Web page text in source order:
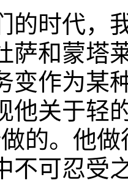
的时代，
萨和蒙塔
变作为某
他关于轻
的。他
不可忍受